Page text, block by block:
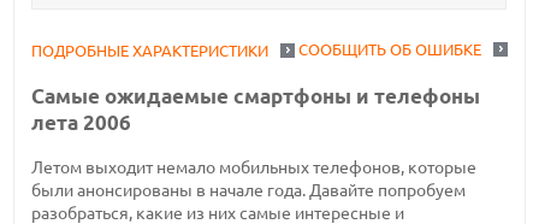
СООБЩИТЬ ОБ ОШИБКЕ
ПОДРОБНЫЕ ХАРАКТЕРИСТИКИ
Самые ожидаемые смартфоны и телефоны
лета 2006
Летом выходит немало мобильных телефонов, которые
были анонсированы в начале года. Давайте попробуем
разобраться, какие из них самые интересные и